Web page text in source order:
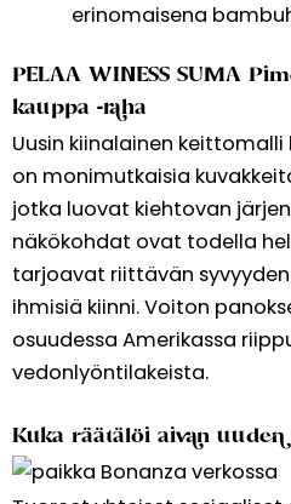
erinomaisena
PELAA WINESS SUMA
kauppa -raha
Uusin kiinalainen keittomalli
on monimutkaisia
jotka luovat kiehtovan
näkökohdat ovat todella
tarjoavat riittävän
ihmisiä kiinni. Voiton
osuudessa Amerikassa
vedonlyöntilakeista.
Kuka räätälöi aivan uuden